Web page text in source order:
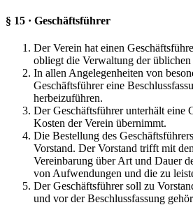
§ 15 · Geschäftsführer
Der Verein hat einen
obliegt die Verwaltung der üblichen
In allen Angelegenheiten von
Geschäftsführer eine
herbeizuführen.
Der Geschäftsführer unterhält eine
Kosten der Verein übernimmt.
Die Bestellung des
Vorstand. Der Vorstand trifft mit
Vereinbarung über Art und Dauer
von Aufwendungen und die zu
Der Geschäftsführer soll zu
und vor der Beschlussfassung